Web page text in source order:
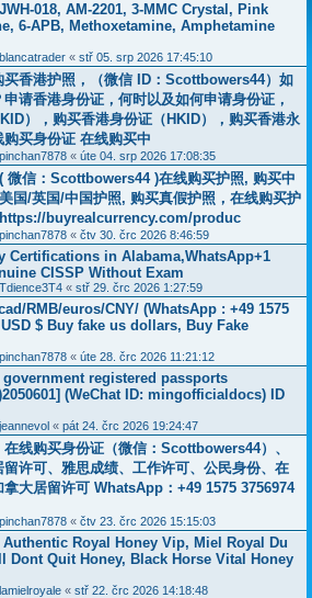
018, AM-2201, 3-MMC Crystal, Pink
6-APB, Methoxetamine, Amphetamine
blancatrader « stř 05. srp 2026 17:45:10
买香港护照，（微信 ID：Scottbowers44）如
请香港身份证，何时以及如何申请身份证，
），购买香港身份证（HKID），购买香港永
买身份证 在线购买中
pinchan7878 « úte 04. srp 2026 17:08:35
微信：Scottbowers44 )在线购买护照, 购买中
国/英国/中国护照, 购买真假护照，在线购买护
https://buyrealcurrency.com/produc
pinchan7878 « čtv 30. črc 2026 8:46:59
Certifications in Alabama,WhatsApp+1
CISSP Without Exam
Tdience3T4 « stř 29. črc 2026 1:27:59
RMB/euros/CNY/ (WhatsApp : +49 1575
$ Buy fake us dollars, Buy Fake
pinchan7878 « úte 28. črc 2026 11:21:12
registered passports
(WeChat ID: mingofficialdocs) ID
jeannevol « pát 24. črc 2026 19:24:47
线购买身份证（微信：Scottbowers44）、
许可、雅思成绩、工作许可、公民身份、在
大居留许可 WhatsApp：+49 1575 3756974
pinchan7878 « čtv 23. črc 2026 15:15:03
Royal Honey Vip, Miel Royal Du
Dont Quit Honey, Black Horse Vital Honey
lamielroyale « stř 22. črc 2026 14:18:48